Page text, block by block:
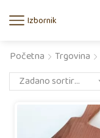
Izbornik
Početna Trgovina